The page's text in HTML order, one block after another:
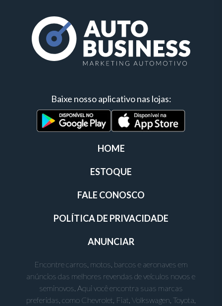
Baixe nosso aplicativo nas lojas:
HOME
ESTOQUE
FALE CONOSCO
POLÍTICA DE PRIVACIDADE
ANUNCIAR
Encontre carros, motos, barcos e aeronaves em
anúncios das melhores revendas de veículos novos e
seminovos. Aqui você encontra suas marcas
preferidas, como Chevrolet, Fiat, Volkswagen, Toyota,